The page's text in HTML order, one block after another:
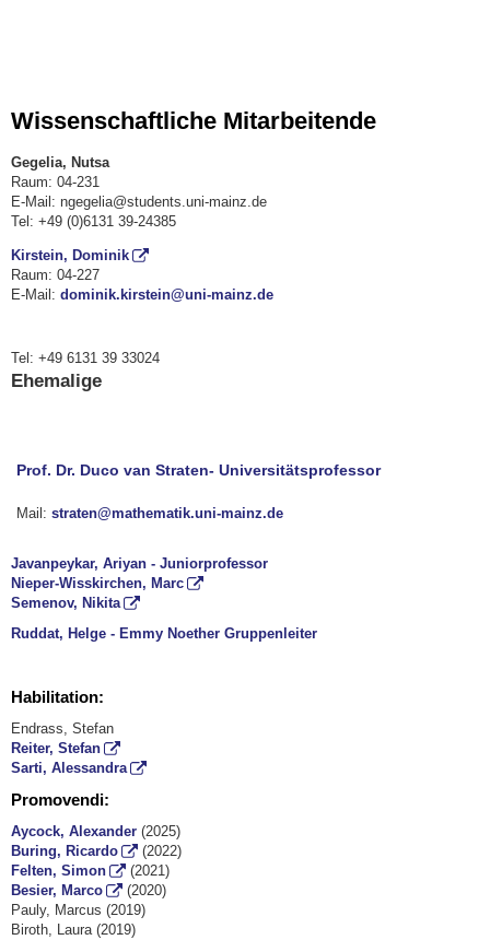
Wissenschaftliche Mitarbeitende
Gegelia, Nutsa
Raum: 04-231
E-Mail: ngegelia@students.uni-mainz.de
Tel: +49 (0)6131 39-24385
Kirstein, Dominik
Raum: 04-227
E-Mail: dominik.kirstein@uni-mainz.de
Tel: +49 6131 39 33024
Ehemalige
Prof. Dr. Duco van Straten- Universitätsprofessor
Mail: straten@mathematik.uni-mainz.de
Javanpeykar, Ariyan - Juniorprofessor
Nieper-Wisskirchen, Marc
Semenov, Nikita
Ruddat, Helge - Emmy Noether Gruppenleiter
Habilitation:
Endrass, Stefan
Reiter, Stefan
Sarti, Alessandra
Promovendi:
Aycock, Alexander (2025)
Buring, Ricardo
(2022)
Felten, Simon
(2021)
Besier, Marco
(2020)
Pauly, Marcus (2019)
Biroth, Laura (2019)